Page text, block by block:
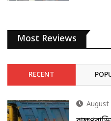
Most Reviews
RECENT
August